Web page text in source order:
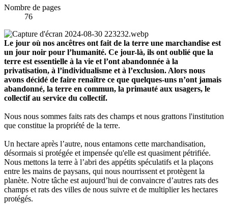
Nombre de pages
76
Le jour où nos ancêtres ont fait de la terre une marchandise est
un jour noir pour l’humanité. Ce jour-là, ils ont oublié que la
terre est essentielle à la vie et l’ont abandonnée à la
privatisation, à l’individualisme et à l’exclusion. Alors nous
avons décidé de faire renaître ce que quelques-uns n’ont jamais
abandonné, la terre en commun, la primauté aux usagers, le
collectif au service du collectif.
Nous nous sommes faits rats des champs et nous grattons l'institution
que constitue la propriété de la terre.
Un hectare après l’autre, nous entamons cette marchandisation,
désormais si protégée et impensée qu'elle est quasiment pétrifiée.
Nous mettons la terre à l’abri des appétits spéculatifs et la plaçons
entre les mains de paysans, qui nous nourrissent et protègent la
planète. Notre tâche est aujourd’hui de convaincre d’autres rats des
champs et rats des villes de nous suivre et de multiplier les hectares
protégés.